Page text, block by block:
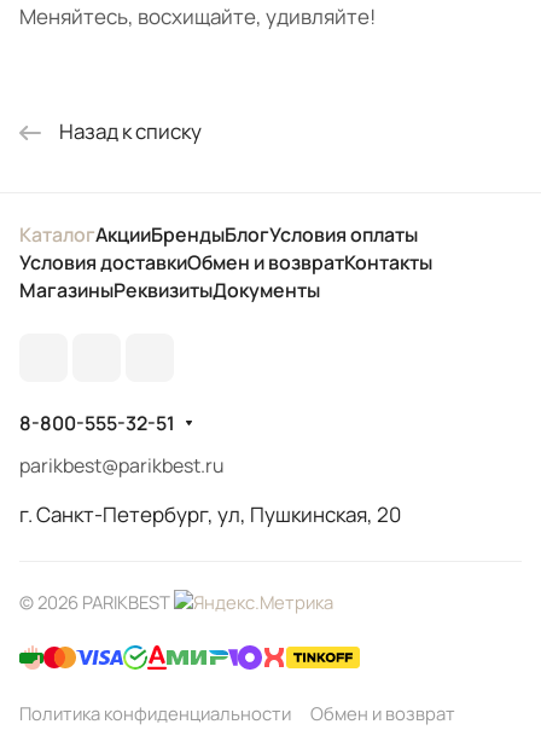
Меняйтесь, восхищайте, удивляйте!
Назад к списку
КаталогАкцииБрендыБлогУсловия оплаты
Условия доставкиОбмен и возвратКонтакты
МагазиныРеквизитыДокументы
8-800-555-32-51
parikbest@parikbest.ru
г. Санкт-Петербург, ул, Пушкинская, 20
© 2026 PARIKBEST
Политика конфиденциальности Обмен и возврат